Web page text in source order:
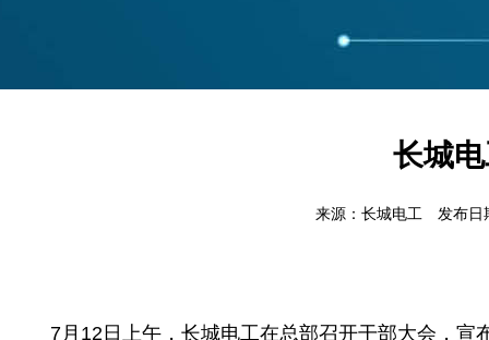
长城
来源：长城电工 发布
7月12日上午，长城电工在总部召开干部大会，宣